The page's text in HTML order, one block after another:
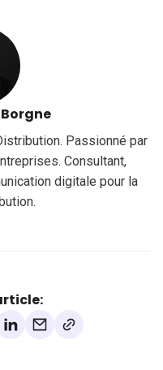
Passionné par
Consultant,
digitale pour la